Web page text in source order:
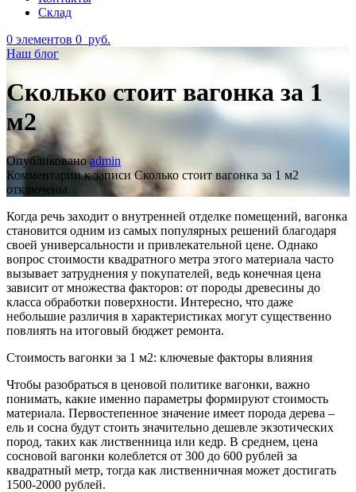
Склад
0 элементов 0 руб.
Наш блог
Сколько стоит вагонка за 1
м2
Опубликовано admin
Комментариик записи Сколько стоит вагонка за 1 м2
отключены
Когда речь заходит о внутренней отделке помещений, вагонка
становится одним из самых популярных решений благодаря
своей универсальности и привлекательной цене. Однако
вопрос стоимости квадратного метра этого материала часто
вызывает затруднения у покупателей, ведь конечная цена
зависит от множества факторов: от породы древесины до
класса обработки поверхности. Интересно, что даже
небольшие различия в характеристиках могут существенно
повлиять на итоговый бюджет ремонта.
Стоимость вагонки за 1 м2: ключевые факторы влияния
Чтобы разобраться в ценовой политике вагонки, важно
понимать, какие именно параметры формируют стоимость
материала. Первостепенное значение имеет порода дерева –
ель и сосна будут стоить значительно дешевле экзотических
пород, таких как лиственница или кедр. В среднем, цена
сосновой вагонки колеблется от 300 до 600 рублей за
квадратный метр, тогда как лиственничная может достигать
1500-2000 рублей.